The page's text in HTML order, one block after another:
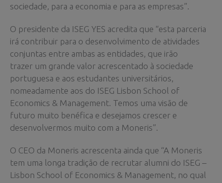
sociedade, para a economia e para as empresas”.
O presidente da ISEG YES acredita que “esta parceria
irá contribuir para o desenvolvimento de atividades
conjuntas entre ambas as entidades, que irão
trazer um grande valor acrescentado à sociedade
portuguesa e aos estudantes universitários,
nomeadamente aos do ISEG Lisbon School of
Economics & Management. Temos uma visão de
futuro muito benéfica e desejamos crescer e
desenvolvermos muito com a Moneris”.
O CEO da Moneris acrescenta ainda que “A Moneris
tem uma longa tradição de recrutar alumni do ISEG –
Lisbon School of Economics & Management, no qual